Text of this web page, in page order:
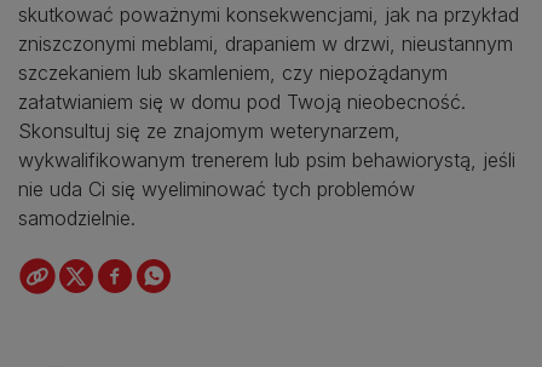
skutkować poważnymi konsekwencjami, jak na przykład
zniszczonymi meblami, drapaniem w drzwi, nieustannym
szczekaniem lub skamleniem, czy niepożądanym
załatwianiem się w domu pod Twoją nieobecność.
Skonsultuj się ze znajomym weterynarzem,
wykwalifikowanym trenerem lub psim behawiorystą, jeśli
nie uda Ci się wyeliminować tych problemów
samodzielnie.